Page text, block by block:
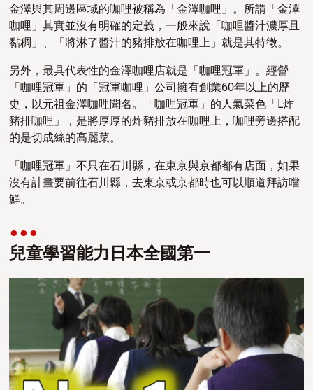
金澤與其周邊區域的咖哩被稱為「金澤咖哩」。所謂「金澤
咖哩」其實並沒有明確的定義，一般來說「咖哩醬汁濃厚且
黏稠」、「將淋了醬汁的豬排放在咖哩上」就是其特徵。
另外，最具代表性的金澤咖哩店就是「咖哩冠軍」。經營
「咖哩冠軍」的「冠軍咖哩」公司擁有創業60年以上的歷
史，以元祖金澤咖哩聞名。「咖哩冠軍」的人氣菜色「L炸
豬排咖哩」，是將厚厚的炸豬排放在咖哩上，咖哩旁邊搭配
的是切成絲的高麗菜。
「咖哩冠軍」不只在石川縣，在東京與京都都有店面，如果
沒有計畫要前往石川縣，去東京或京都時也可以順道拜訪嚐
鮮。
兒童學習能力日本全國第一